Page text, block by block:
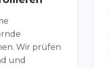
Wir prüfen
und